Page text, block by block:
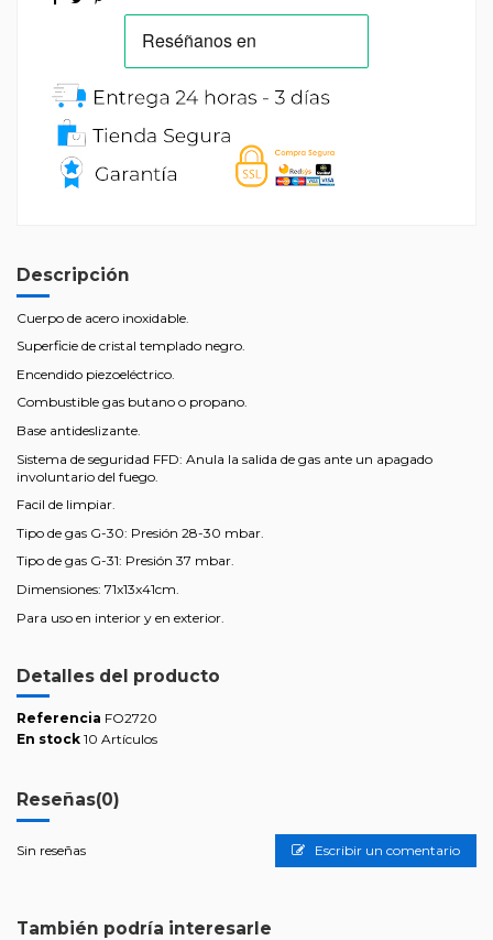
Descripción
Cuerpo de acero inoxidable.
Superficie de cristal templado negro.
Encendido piezoeléctrico.
Combustible gas butano o propano.
Base antideslizante.
Sistema de seguridad FFD: Anula la salida de gas ante un apagado
involuntario del fuego.
Facil de limpiar.
Tipo de gas G-30: Presión 28-30 mbar.
Tipo de gas G-31: Presión 37 mbar.
Dimensiones: 71x13x41cm.
Para uso en interior y en exterior.
Detalles del producto
Referencia FO2720
En stock 10 Artículos
Reseñas(0)
Sin reseñas Escribir un comentario
También podría interesarle